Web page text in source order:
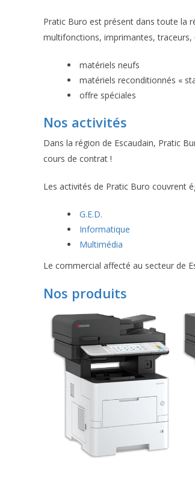
Pratic Buro est présent dans toute la
multifonctions, imprimantes,
matériels neufs
matériels reconditionnés «
offre spéciales
Nos activités
Dans la région de Escaudain, Pratic
cours de contrat !
Les activités de Pratic Buro couvrent
G.E.D.
Informatique
Multimédia
Le commercial affecté au secteur de
Nos produits